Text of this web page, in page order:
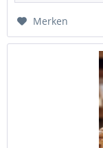
Merken